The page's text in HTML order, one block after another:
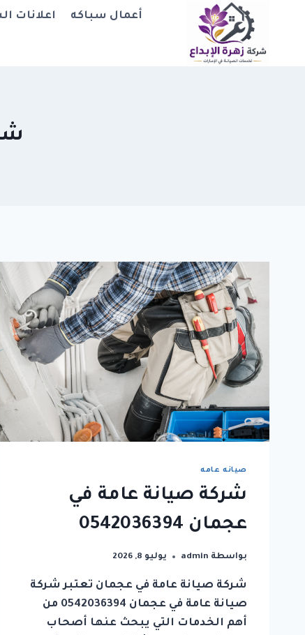
المحتوى
أعمال سباكه اعلانات
صيانه عامه
شركة صيانة عامة في
عجمان 0542036394
بواسطة admin يوليو 8, 2026
شركة صيانة عامة في عجمان تعتبر شركة
صيانة عامة في عجمان 0542036394 من
أهم الخدمات التي يبحث عنها أصحاب